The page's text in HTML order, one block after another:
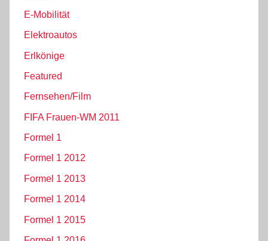
E-Mobilität
Elektroautos
Erlkönige
Featured
Fernsehen/Film
FIFA Frauen-WM 2011
Formel 1
Formel 1 2012
Formel 1 2013
Formel 1 2014
Formel 1 2015